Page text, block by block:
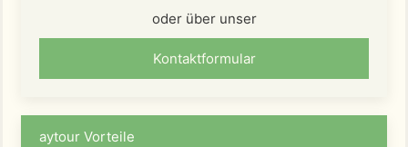
oder über unser
Kontaktformular
aytour Vorteile